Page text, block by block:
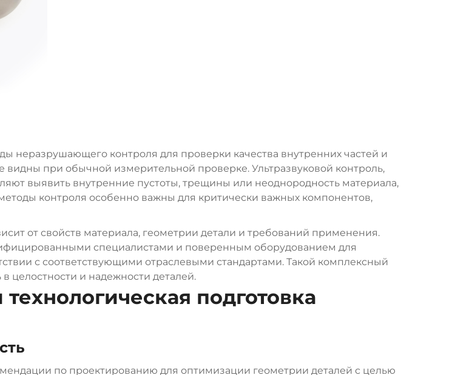
неразрушающего контроля для проверки качества внутренних частей и
при обычной измерительной проверке. Ультразвуковой контроль,
выявить внутренние пустоты, трещины или неоднородность материала,
контроля особенно важны для критически важных компонентов,
от свойств материала, геометрии детали и требований применения.
специалистами и поверенным оборудованием для
с соответствующими отраслевыми стандартами. Такой комплексный
целостности и надежности деталей.
подготовка
по проектированию для оптимизации геометрии деталей с целью